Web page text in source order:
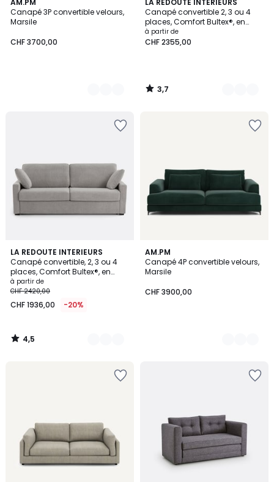
AM.PM
Canapé 3P convertible velours,
Marsile
CHF 3700,00
17
Couleurs
LA REDOUTE INTERIEURS
Canapé convertible 2, 3 ou 4
places, Comfort Bultex®, en
polyester, TIMOR
à partir de
CHF 2355,00
/ 5
3
Couleurs
3,7
/
LA REDOUTE INTERIEURS
Canapé convertible, 2, 3 ou 4
places, Comfort Bultex®, en
texturé chiné, TIMOR
à partir de
CHF 2420,00
CHF 1936,00 -20%
4,5
/ 5
3
Couleurs
4,5
/
AM.PM
Canapé 4P convertible velours,
Marsile
CHF 3900,00
17
Couleurs